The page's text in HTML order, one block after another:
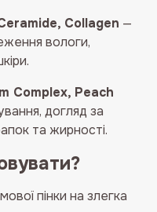
Collagen —
вологи,
Complex, Peach
догляд за
та жирності.
пінки на злегка